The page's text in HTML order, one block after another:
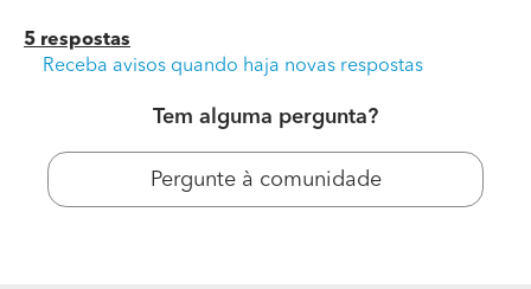
5 respostas
Receba avisos quando haja novas respostas
Tem alguma pergunta?
Pergunte à comunidade